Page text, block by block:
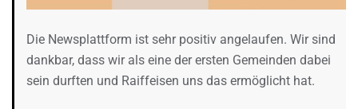
Die Newsplattform ist sehr positiv angelaufen. Wir sind
dankbar, dass wir als eine der ersten Gemeinden dabei
sein durften und Raiffeisen uns das ermöglicht hat.